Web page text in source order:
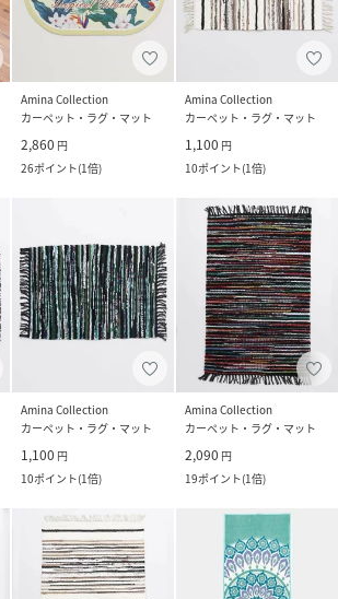
Amina Collection
カーペット・ラグ・マット
2,860 円
26ポイント(1倍)
Amina Collection
カーペット・ラグ・マット
1,100 円
10ポイント(1倍)
Amina Collection
カーペット・ラグ・マット
1,100 円
10ポイント(1倍)
Amina Collection
カーペット・ラグ・マット
2,090 円
19ポイント(1倍)